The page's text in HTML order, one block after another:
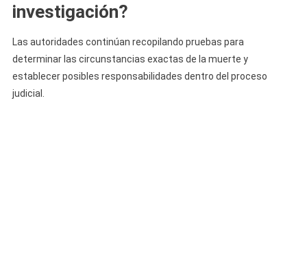
investigación?
Las autoridades continúan recopilando pruebas para
determinar las circunstancias exactas de la muerte y
establecer posibles responsabilidades dentro del proceso
judicial.